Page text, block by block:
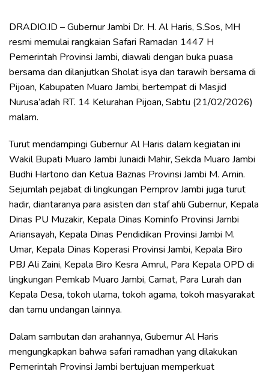
DRADIO.ID – Gubernur Jambi Dr. H. Al Haris, S.Sos, MH
resmi memulai rangkaian Safari Ramadan 1447 H
Pemerintah Provinsi Jambi, diawali dengan buka puasa
bersama dan dilanjutkan Sholat isya dan tarawih bersama di
Pijoan, Kabupaten Muaro Jambi, bertempat di Masjid
Nurusa’adah RT. 14 Kelurahan Pijoan, Sabtu (21/02/2026)
malam.
Turut mendampingi Gubernur Al Haris dalam kegiatan ini
Wakil Bupati Muaro Jambi Junaidi Mahir, Sekda Muaro Jambi
Budhi Hartono dan Ketua Baznas Provinsi Jambi M. Amin.
Sejumlah pejabat di lingkungan Pemprov Jambi juga turut
hadir, diantaranya para asisten dan staf ahli Gubernur, Kepala
Dinas PU Muzakir, Kepala Dinas Kominfo Provinsi Jambi
Ariansayah, Kepala Dinas Pendidikan Provinsi Jambi M.
Umar, Kepala Dinas Koperasi Provinsi Jambi, Kepala Biro
PBJ Ali Zaini, Kepala Biro Kesra Amrul, Para Kepala OPD di
lingkungan Pemkab Muaro Jambi, Camat, Para Lurah dan
Kepala Desa, tokoh ulama, tokoh agama, tokoh masyarakat
dan tamu undangan lainnya.
Dalam sambutan dan arahannya, Gubernur Al Haris
mengungkapkan bahwa safari ramadhan yang dilakukan
Pemerintah Provinsi Jambi bertujuan memperkuat